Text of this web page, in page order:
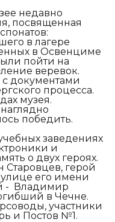
недавно
посвященная
в лагере
в Освенциме
пойти на
веревок.
документами
процесса.
музея.
победить.
заведениях
и
о двух героях.
Старовцев, герой
его имени
- Владимир
в Чечне.
участники
и Постов №1.